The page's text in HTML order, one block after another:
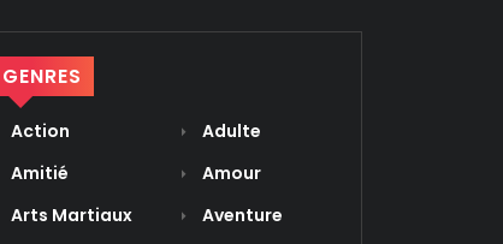
GENRES
Action
Adulte
Amitié
Amour
Arts Martiaux
Aventure